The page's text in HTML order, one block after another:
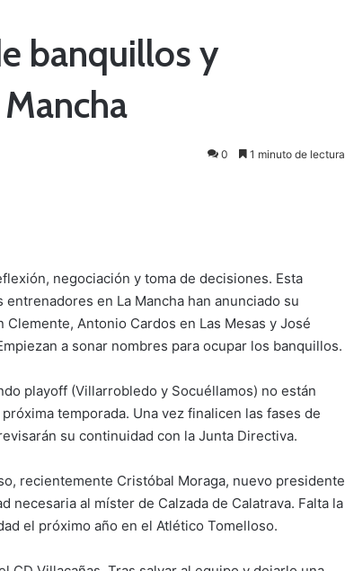
banquillos y
0 1 minuto de lectura
negociación y toma de decisiones. Esta
en La Mancha han anunciado su
Antonio Cardos en Las Mesas y José
a sonar nombres para ocupar los banquillos.
playoff (Villarrobledo y Socuéllamos) no están
temporada. Una vez finalicen las fases de
su continuidad con la Junta Directiva.
recientemente Cristóbal Moraga, nuevo presidente
necesaria al míster de Calzada de Calatrava. Falta la
el próximo año en el Atlético Tomelloso.